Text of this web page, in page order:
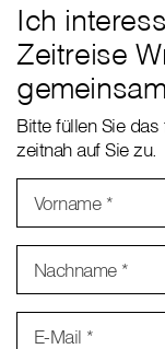
Ich
Zeitreise
Bitte füllen Sie
zeitnah auf Sie zu.
Vorname *
Nachname *
E-Mail *